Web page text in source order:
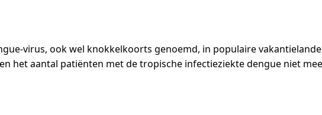
virus, ook wel knokkelkoorts genoemd, in populaire
het aantal patiënten met de tropische infectieziekte dengue niet